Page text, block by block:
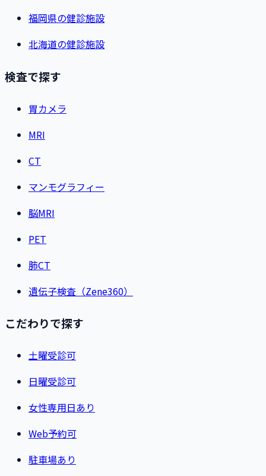
福岡県の健診施設
北海道の健診施設
検査で探す
胃カメラ
MRI
CT
マンモグラフィー
脳MRI
PET
肺CT
遺伝子検査（Zene360）
こだわりで探す
土曜受診可
日曜受診可
女性専用日あり
Web予約可
駐車場あり